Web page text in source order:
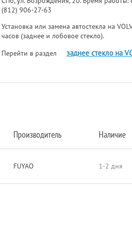
(812) 906-27-63
Установка или замена автостекла на
часов (заднее и лобовое стекло).
Перейти в раздел
заднее стекло на
Производитель Наличие
FUYAO 1-2 дня